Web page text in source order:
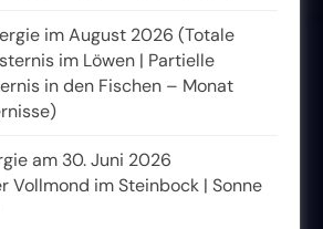
im August 2026 (Totale
im Löwen | Partielle
in den Fischen – Monat
am 30. Juni 2026
Vollmond im Steinbock | Sonne